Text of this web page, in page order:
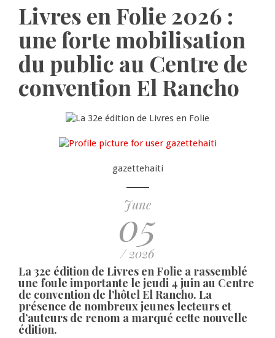
Livres en Folie 2026 :
une forte mobilisation
du public au Centre de
convention El Rancho
gazettehaiti
June
05
/ 2026
La 32e édition de Livres en Folie a rassemblé
une foule importante le jeudi 4 juin au Centre
de convention de l’hôtel El Rancho. La
présence de nombreux jeunes lecteurs et
d’auteurs de renom a marqué cette nouvelle
édition.